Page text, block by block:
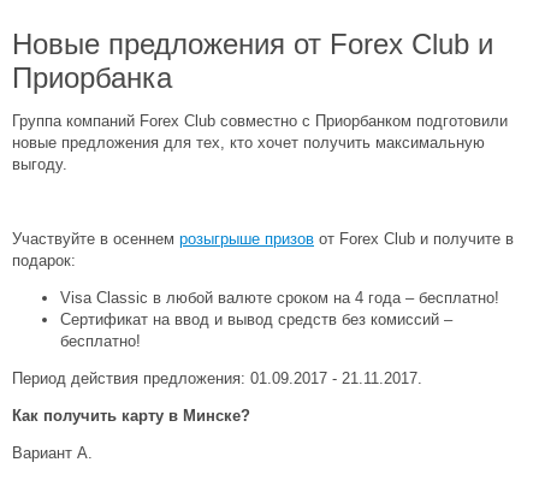
Новые предложения от Forex Club и
Приорбанка
Группа компаний Forex Club совместно с Приорбанком подготовили
новые предложения для тех, кто хочет получить максимальную
выгоду.
Участвуйте в осеннем розыгрыше призов от Forex Club и получите в
подарок:
Visa Classic в любой валюте сроком на 4 года – бесплатно!
Сертификат на ввод и вывод средств без комиссий –
бесплатно!
Период действия предложения: 01.09.2017 - 21.11.2017.
Как получить карту в Минске?
Вариант А.